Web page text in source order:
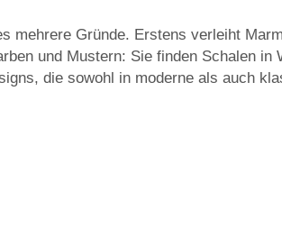
Gründe. Erstens verleiht
und Mustern: Sie finden Schalen
die sowohl in moderne als auch